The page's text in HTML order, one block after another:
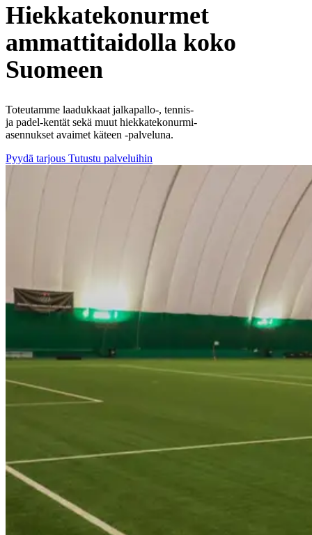
Hiekkatekonurmet
ammattitaidolla koko
Suomeen
Toteutamme laadukkaat jalkapallo-, tennis-
ja padel-kentät sekä muut hiekkatekonurmi-
asennukset avaimet käteen -palveluna.
Pyydä tarjous Tutustu palveluihin